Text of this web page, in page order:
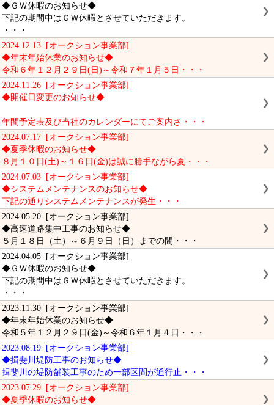
◆ＧＷ休暇のお知らせ◆
下記の期間中はＧＷ休暇とさせていただきます。
・・・
2024.12.13 [オークション事業部]
◆年末年始休業のお知らせ◆
令和６年１２月２９日(日)～令和７年１月５日・・・
2024.11.26 [オークション事業部]
◆開催日変更のお知らせ◆
年間予定表及び当社のカレンダーにてご案内さ・・・
2024.07.17 [オークション事業部]
◆夏季休暇のお知らせ◆
８月１０日(土)～１６日(金)は誠に勝手ながら夏・・・
2024.07.03 [オークション事業部]
◆システムメンテナンスのお知らせ◆
下記の通りシステムメンテナンスが発生・・・
2024.05.20 [オークション事業部]
◆高速道路集中工事のお知らせ◆
５月１８日（土）～６月９日（日）までの間・・・
2024.04.05 [オークション事業部]
◆ＧＷ休暇のお知らせ◆
下記の期間中はＧＷ休暇とさせていただきます。
・・・
2023.11.30 [オークション事業部]
◆年末年始休業のお知らせ◆
令和５年１２月２９日(金)～令和６年１月４日・・・
2023.08.19 [オークション事業部]
◆揖斐川堤防工事のお知らせ◆
揖斐川の堤防舗装工事のため一部区間が通行止・・・
2023.07.29 [オークション事業部]
◆夏季休暇のお知らせ◆